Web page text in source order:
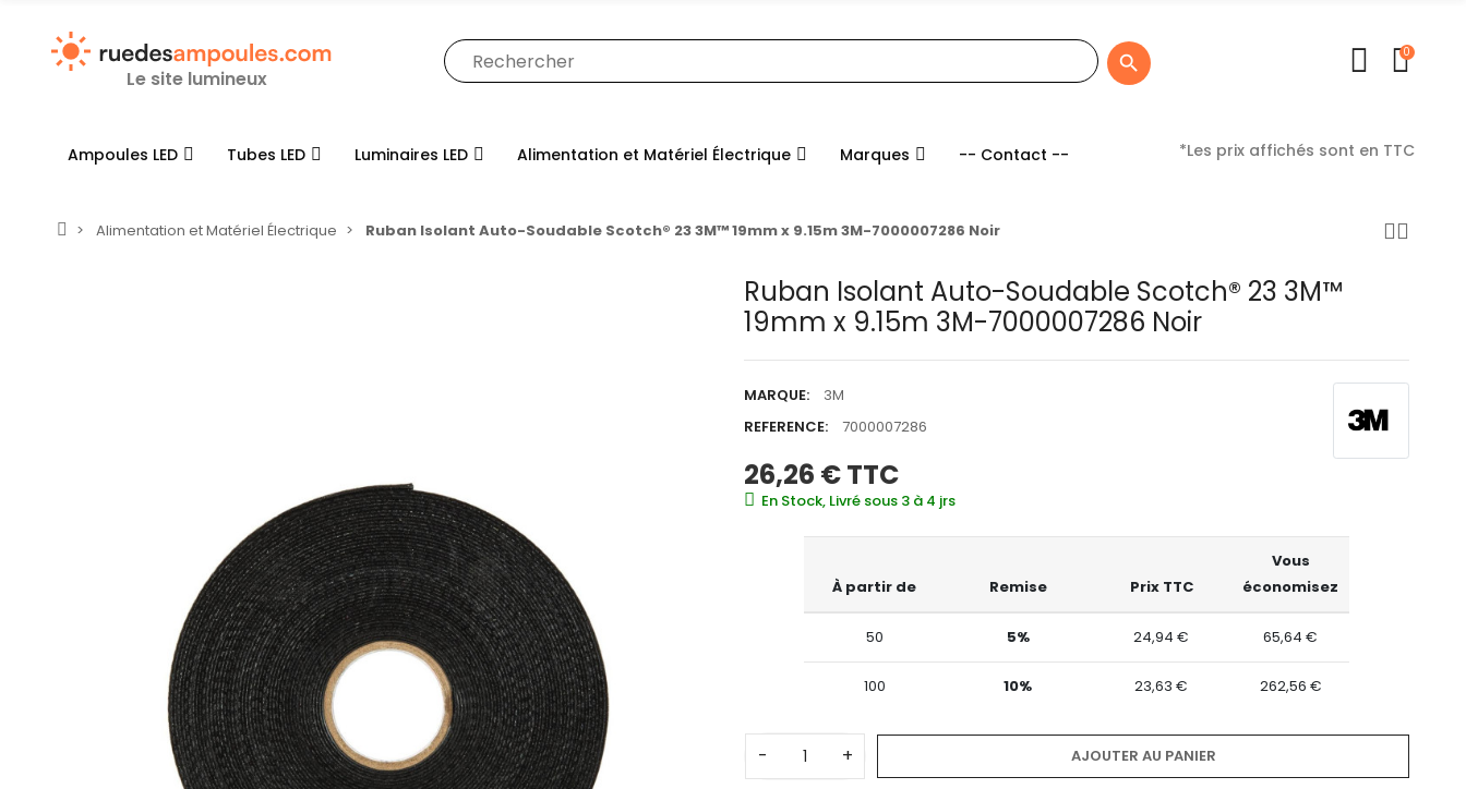
Le site lumineux

0
Ampoules LED Tubes LED Luminaires LED Alimentation et Matériel Électrique Marques -- Contact -- *Les prix affichés sont en TTC
Alimentation et Matériel Électrique Ruban Isolant Auto-Soudable Scotch® 23 3M™ 19mm x 9.15m 3M-7000007286 Noir
Ruban Isolant Auto-Soudable Scotch® 23 3M™
19mm x 9.15m 3M-7000007286 Noir
MARQUE:
3M
REFERENCE:
7000007286
26,26 €TTC
En Stock, Livré sous 3 à 4 jrs
À partir de Remise Prix TTC
Vous
économisez
50 5% 24,94 € 65,64 €
100 10% 23,63 € 262,56 €
- + AJOUTER AU PANIER